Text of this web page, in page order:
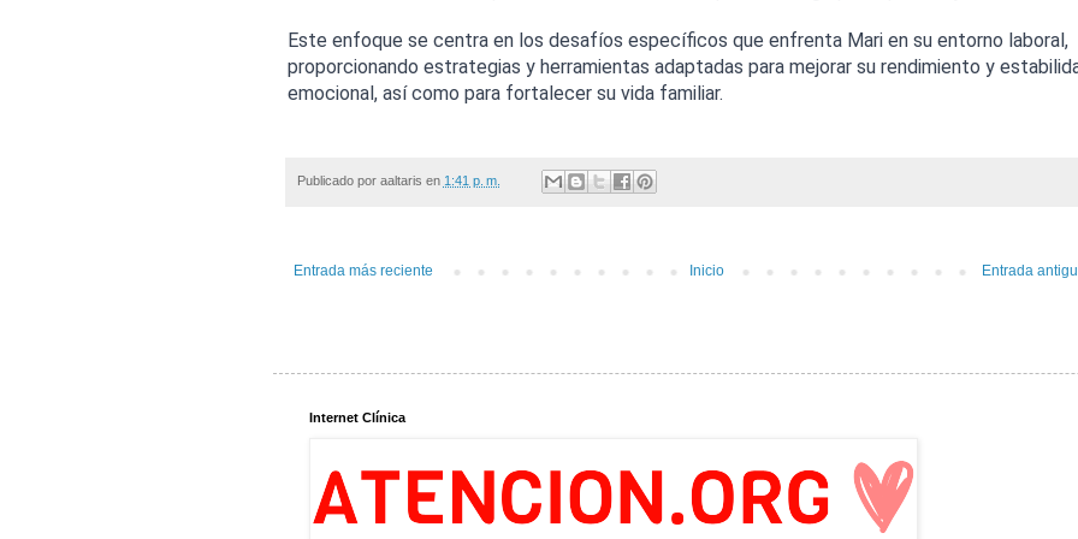
Este enfoque se centra en los desafíos específicos que enfrenta Mari en su entorno laboral,
proporcionando estrategias y herramientas adaptadas para mejorar su rendimiento y
emocional, así como para fortalecer su vida familiar.
Publicado por aaltaris en 1:41 p. m.
Entrada más reciente Entrada
Inicio
Internet Clínica